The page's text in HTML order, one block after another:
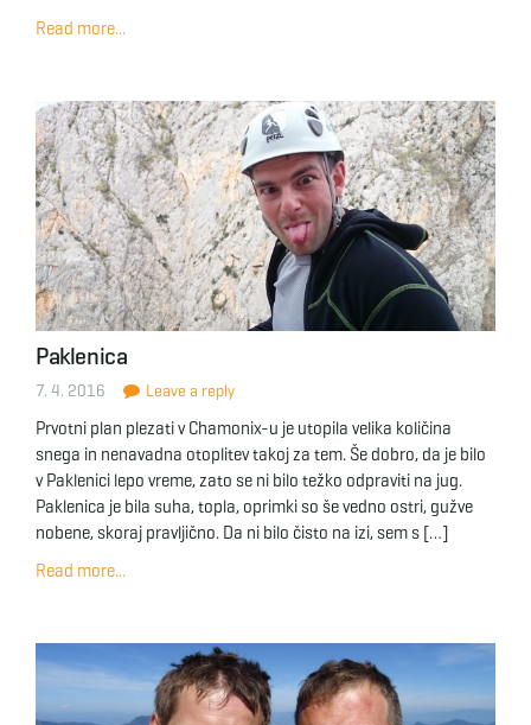
Read more...
Paklenica
7. 4. 2016 Leave a reply
Prvotni plan plezati v Chamonix-u je utopila velika količina
snega in nenavadna otoplitev takoj za tem. Še dobro, da je bilo
v Paklenici lepo vreme, zato se ni bilo težko odpraviti na jug.
Paklenica je bila suha, topla, oprimki so še vedno ostri, gužve
nobene, skoraj pravljično. Da ni bilo čisto na izi, sem s […]
Read more...